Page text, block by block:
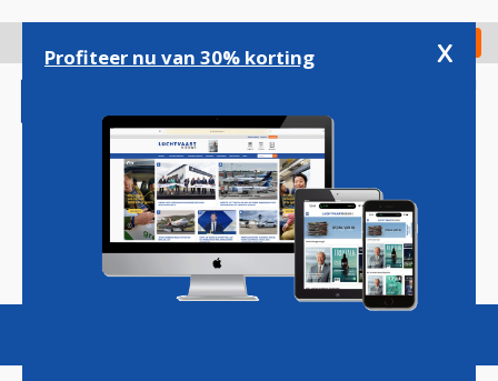
gaan
Check in
Magazine Podcasts Vacatures
Profiteer nu van 30% korting x